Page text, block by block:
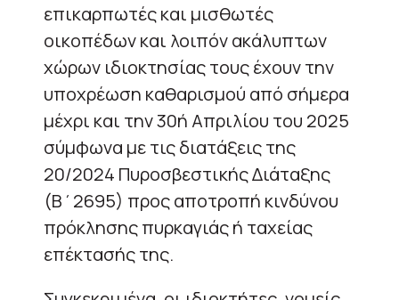
επικαρπωτές και μισθωτές
οικοπέδων και λοιπόν ακάλυπτων
χώρων ιδιοκτησίας τους έχουν την
υποχρέωση καθαρισμού από σήμερα
μέχρι και την 30ή Απριλίου του 2025
σύμφωνα με τις διατάξεις της
20/2024 Πυροσβεστικής Διάταξης
(Β΄2695) προς αποτροπή κινδύνου
πρόκλησης πυρκαγιάς ή ταχείας
επέκτασής της.